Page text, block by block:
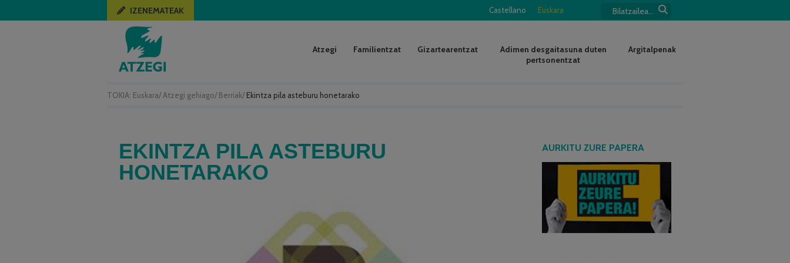
TOKIA: Euskara/ Atzegi gehiago/ Berriak/ Ekintza pila asteburu honetarako
Castellano Euskara
IZENEMATEAK
Atzegi Familientzat Gizartearentzat
Adimen desgaitasuna duten
pertsonentzat
Argitalpenak
EKINTZA PILA ASTEBURU
HONETARAKO
AURKITU ZURE PAPERA